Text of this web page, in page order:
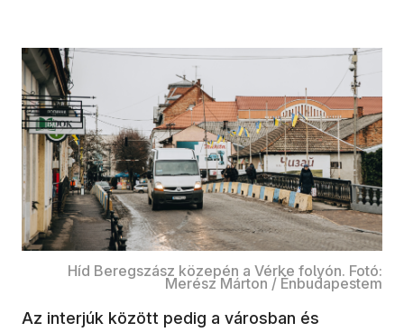
Híd Beregszász közepén a Vérke folyón. Fotó:
Merész Márton / Énbudapestem
Az interjúk között pedig a városban és